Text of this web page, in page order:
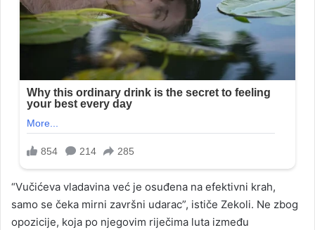
“Vučićeva vladavina već je osuđena na efektivni krah,
samo se čeka mirni završni udarac”, ističe Zekoli. Ne zbog
opozicije, koja po njegovim riječima luta između